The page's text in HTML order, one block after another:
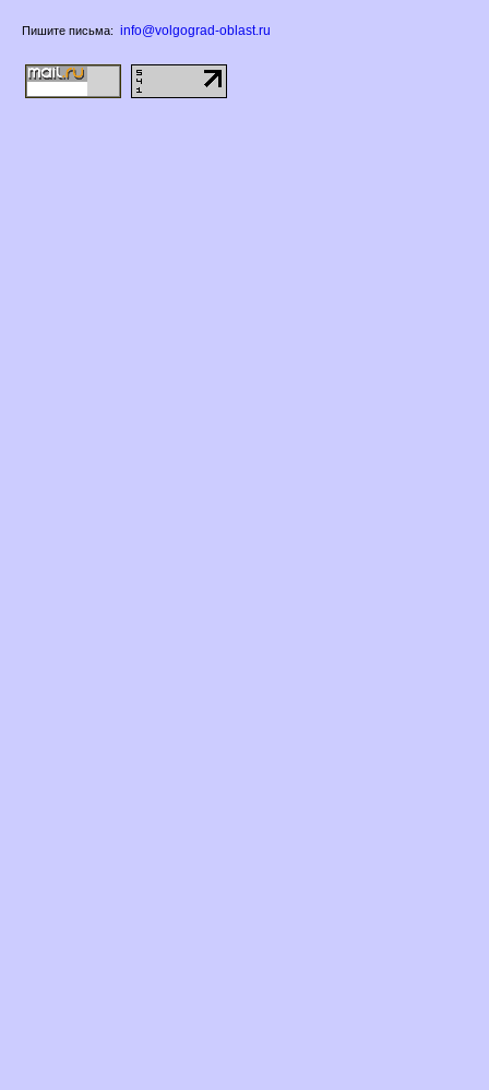
Пишите письма: info@volgograd-oblast.ru